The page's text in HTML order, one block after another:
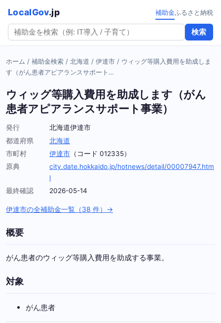
LocalGov.jp
検索
補助金ふるさと納税
ホーム / 補助金検索 / 北海道 / 伊達市 / ウィッグ等購入費用を助成しま
す（がん患者アピアランスサポート…
ウィッグ等購入費用を助成します（がん
患者アピアランスサポート事業）
発行
北海道伊達市
都道府県
北海道
市町村
伊達市 （コード 012335）
原典
city.date.hokkaido.jp/hotnews/detail/00007947.htm
l
最終確認
2026-05-14
伊達市の全補助金一覧（38 件）→
概要
がん患者のウィッグ等購入費用を助成する事業。
対象
がん患者